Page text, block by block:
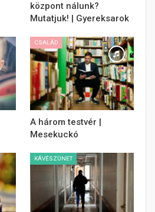
központ nálunk?
Mutatjuk! | Gyereksarok
CSALÁD
A három testvér |
Mesekuckó
KÁVÉSZÜNET